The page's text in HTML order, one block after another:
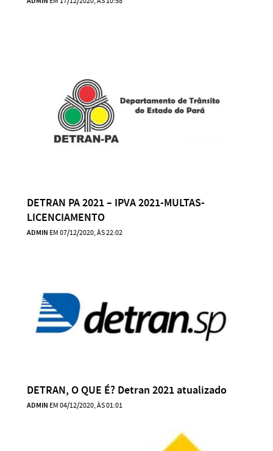
DETRAN PA 2021 – IPVA 2021-MULTAS-
LICENCIAMENTO
ADMIN EM 07/12/2020, ÀS 22:02
DETRAN, O QUE É? Detran 2021 atualizado
ADMIN EM 04/12/2020, ÀS 01:01